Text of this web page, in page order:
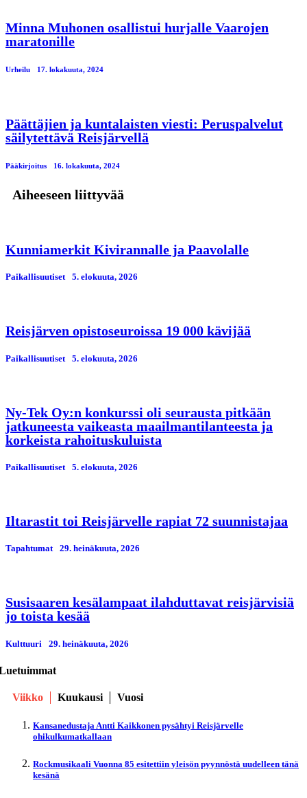
Minna Muhonen osallistui hurjalle Vaarojen
maratonille
Urheilu 17. lokakuuta, 2024
Päättäjien ja kuntalaisten viesti: Peruspalvelut
säilytettävä Reisjärvellä
Pääkirjoitus 16. lokakuuta, 2024
Aiheeseen liittyvää
Kunniamerkit Kivirannalle ja Paavolalle
Paikallisuutiset 5. elokuuta, 2026
Reisjärven opistoseuroissa 19 000 kävijää
Paikallisuutiset 5. elokuuta, 2026
Ny-Tek Oy:n konkurssi oli seurausta pitkään
jatkuneesta vaikeasta maailmantilanteesta ja
korkeista rahoituskuluista
Paikallisuutiset 5. elokuuta, 2026
Iltarastit toi Reisjärvelle rapiat 72 suunnistajaa
Tapahtumat 29. heinäkuuta, 2026
Susisaaren kesälampaat ilahduttavat reisjärvisiä
jo toista kesää
Kulttuuri 29. heinäkuuta, 2026
Viikko Kuukausi Vuosi
Kansanedustaja Antti Kaikkonen pysähtyi Reisjärvelle
ohikulkumatkallaan
Rockmusikaali Vuonna 85 esitettiin yleisön pyynnöstä uudelleen tänä
kesänä